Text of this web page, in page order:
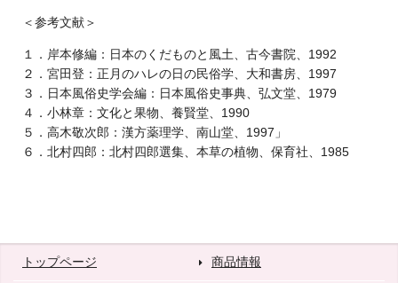
＜参考文献＞
１．岸本修編：日本のくだものと風土、古今書院、1992
２．宮田登：正月のハレの日の民俗学、大和書房、1997
３．日本風俗史学会編：日本風俗史事典、弘文堂、1979
４．小林章：文化と果物、養賢堂、1990
５．高木敬次郎：漢方薬理学、南山堂、1997」
６．北村四郎：北村四郎選集、本草の植物、保育社、1985
トップページ 商品情報